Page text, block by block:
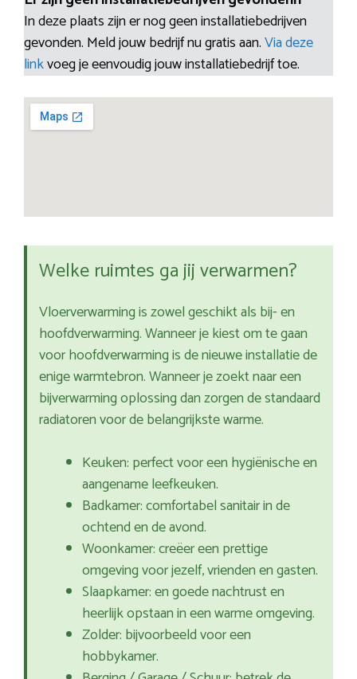
In deze plaats zijn er nog geen installatiebedrijven
gevonden. Meld jouw bedrijf nu gratis aan.Via deze
linkvoeg je eenvoudig jouw installatiebedrijf toe.
Welke ruimtes ga jij verwarmen?
Vloerverwarming is zowel geschikt als bij- en
hoofdverwarming. Wanneer je kiest om te gaan
voor hoofdverwarming is de nieuwe installatie de
enige warmtebron. Wanneer je zoekt naar een
bijverwarming oplossing dan zorgen de standaard
radiatoren voor de belangrijkste warme.
Keuken: perfect voor een hygiënische en
aangename leefkeuken.
Badkamer: comfortabel sanitair in de
ochtend en de avond.
Woonkamer: creëer een prettige
omgeving voor jezelf, vrienden en gasten.
Slaapkamer: en goede nachtrust en
heerlijk opstaan in een warme omgeving.
Zolder: bijvoorbeeld voor een
hobbykamer.